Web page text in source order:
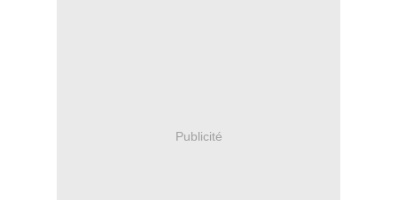
Publicité